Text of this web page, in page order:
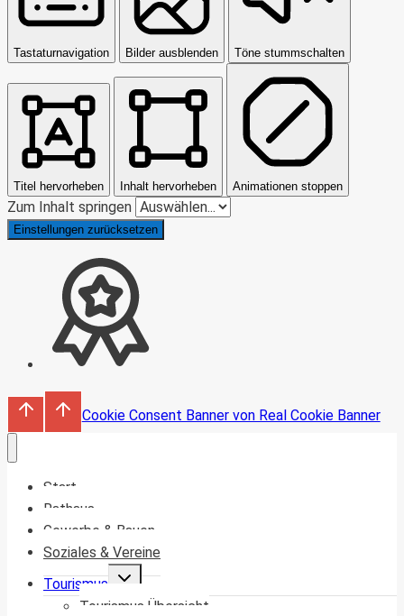
Tastaturnavigation Bilder ausblenden Töne stummschalten
Titel hervorheben Inhalt hervorheben Animationen stoppen
Zum Inhalt springen
Einstellungen zurücksetzen
Cookie Consent Banner von Real Cookie Banner
Start
Rathaus
Gewerbe & Bauen
Soziales & Vereine
Tourismus
Untermenü
umschalten
Tourismus Übersicht